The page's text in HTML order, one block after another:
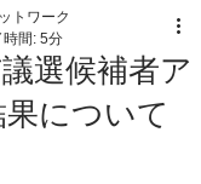
選候補者ア
について
トワーク
時間: 5分